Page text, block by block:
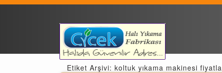
Etiket Arşivi: koltuk yıkama makinesi